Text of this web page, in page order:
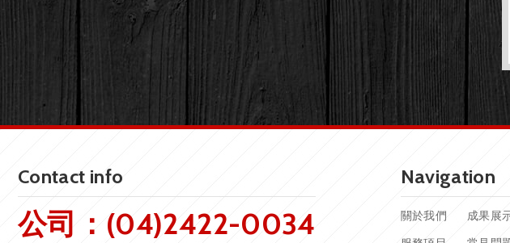
Contact info
公司：(04)2422-0034
Navigation
關於我們 成果展